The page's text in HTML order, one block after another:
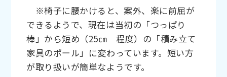
※椅子に腰かけると、案外、楽に前屈が
できるようで、現在は当初の「つっぱり
棒」から短め（25㎝ 程度）の「積み立て
家具のポール」に変わっています。短い方
が取り扱いが簡単なようです。